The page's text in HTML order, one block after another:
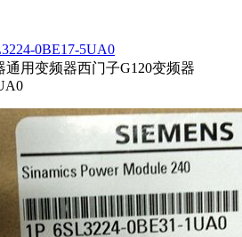
0BE17-5UA0
通用变频器西门子G120变频器